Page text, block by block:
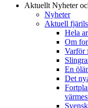
Aktuellt Nyheter
Nyheter
Aktuell
Hela
Om
Varför
En
Det